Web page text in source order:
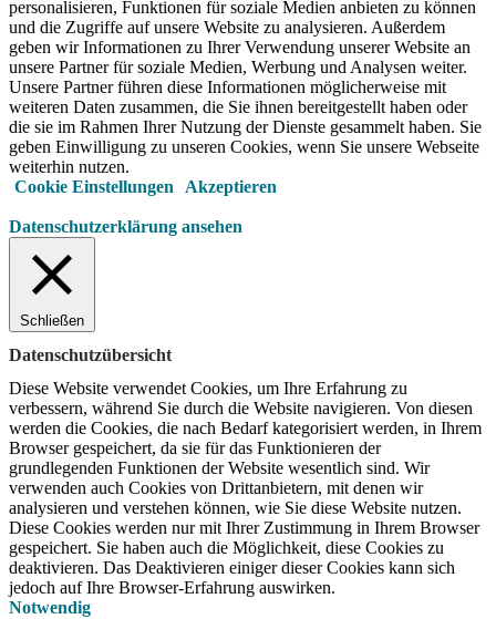
personalisieren, Funktionen für soziale Medien anbieten zu können
und die Zugriffe auf unsere Website zu analysieren. Außerdem
geben wir Informationen zu Ihrer Verwendung unserer Website an
unsere Partner für soziale Medien, Werbung und Analysen weiter.
Unsere Partner führen diese Informationen möglicherweise mit
weiteren Daten zusammen, die Sie ihnen bereitgestellt haben oder
die sie im Rahmen Ihrer Nutzung der Dienste gesammelt haben. Sie
geben Einwilligung zu unseren Cookies, wenn Sie unsere Webseite
weiterhin nutzen.
Cookie Einstellungen Akzeptieren
Datenschutzerklärung ansehen
Schließen
Datenschutzübersicht
Diese Website verwendet Cookies, um Ihre Erfahrung zu
verbessern, während Sie durch die Website navigieren. Von diesen
werden die Cookies, die nach Bedarf kategorisiert werden, in Ihrem
Browser gespeichert, da sie für das Funktionieren der
grundlegenden Funktionen der Website wesentlich sind. Wir
verwenden auch Cookies von Drittanbietern, mit denen wir
analysieren und verstehen können, wie Sie diese Website nutzen.
Diese Cookies werden nur mit Ihrer Zustimmung in Ihrem Browser
gespeichert. Sie haben auch die Möglichkeit, diese Cookies zu
deaktivieren. Das Deaktivieren einiger dieser Cookies kann sich
jedoch auf Ihre Browser-Erfahrung auswirken.
Notwendig